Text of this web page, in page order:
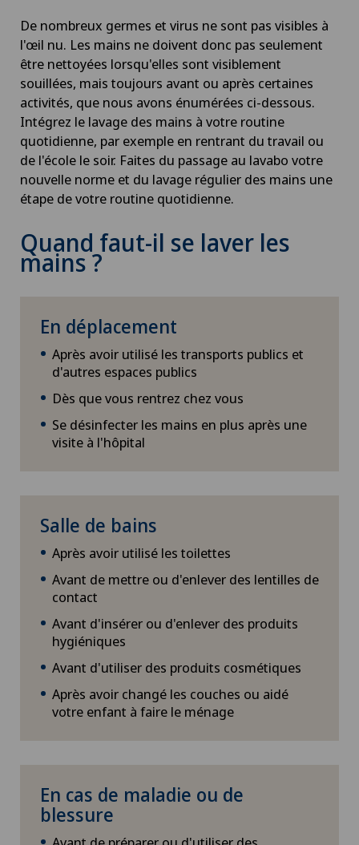
De nombreux germes et virus ne sont pas visibles à
l'œil nu. Les mains ne doivent donc pas seulement
être nettoyées lorsqu'elles sont visiblement
souillées, mais toujours avant ou après certaines
activités, que nous avons énumérées ci-dessous.
Intégrez le lavage des mains à votre routine
quotidienne, par exemple en rentrant du travail ou
de l'école le soir. Faites du passage au lavabo votre
nouvelle norme et du lavage régulier des mains une
étape de votre routine quotidienne.
Quand faut-il se laver les
mains ?
En déplacement
Après avoir utilisé les transports publics et
d'autres espaces publics
Dès que vous rentrez chez vous
Se désinfecter les mains en plus après une
visite à l'hôpital
Salle de bains
Après avoir utilisé les toilettes
Avant de mettre ou d'enlever des lentilles de
contact
Avant d'insérer ou d'enlever des produits
hygiéniques
Avant d'utiliser des produits cosmétiques
Après avoir changé les couches ou aidé
votre enfant à faire le ménage
En cas de maladie ou de
blessure